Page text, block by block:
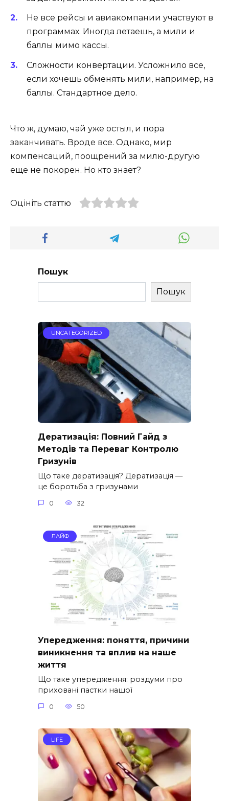
Не все рейсы и авиакомпании участвуют в
программах. Иногда летаешь, а мили и
баллы мимо кассы.
Сложности конвертации. Усложнило все,
если хочешь обменять мили, например, на
баллы. Стандартное дело.
Что ж, думаю, чай уже остыл, и пора
заканчивать. Вроде все. Однако, мир
компенсаций, поощрений за милю-другую
еще не покорен. Но кто знает?
Оцініть статтю
Пошук
Пошук
UNCATEGORIZED
Дератизація: Повний Гайд з
Методів та Переваг Контролю
Гризунів
Що таке дератизація? Дератизація —
це боротьба з гризунами
0 32
ЛАЙФ
Упередження: поняття, причини
виникнення та вплив на наше
життя
Що таке упередження: роздуми про
приховані пастки нашої
0 50
LIFE